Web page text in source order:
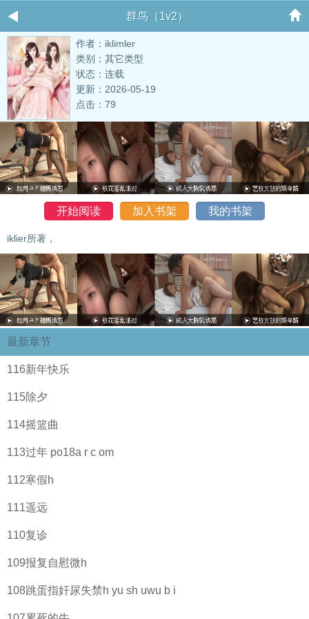
群鸟（1v2）
作者：iklimler
类别：其它类型
状态：连载
更新：2026-05-19
点击：79
开始阅读 加入书架 我的书架
iklier所著，
最新章节
116新年快乐
115除夕
114摇篮曲
113过年 po18a r c om
112寒假h
111遥远
110复诊
109报复自慰微h
108跳蛋指奸尿失禁h yu sh uwu b i